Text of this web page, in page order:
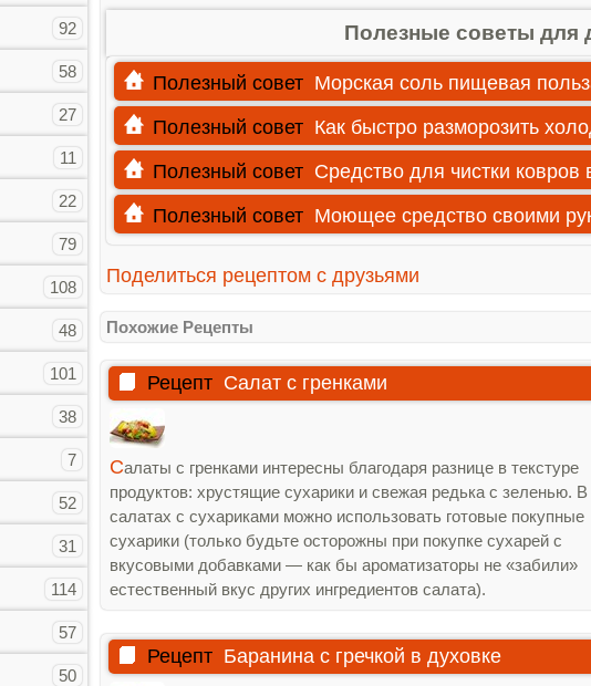
Полезные советы для
Полезный совет Морская соль пищевая
Полезный совет Как быстро разморозить
Полезный совет Средство для чистки
Полезный совет Моющее средство своими
Поделиться рецептом с друзьями
Похожие Рецепты
Рецепт Салат с гренками
Салаты с гренками интересны благодаря разнице в текстуре
продуктов: хрустящие сухарики и свежая редька с зеленью. В
салатах с сухариками можно использовать готовые покупные
сухарики (только будьте осторожны при покупке сухарей с
вкусовыми добавками — как бы ароматизаторы не «забили»
естественный вкус других ингредиентов салата).
Рецепт Баранина с гречкой в духовке
92
58
27
11
22
79
108
48
101
38
7
52
31
114
57
50